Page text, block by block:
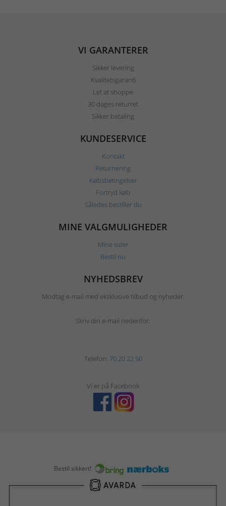
VI GARANTERER
Sikker levering
Kvalitetsgaranti
Let at shoppe
30 dages returret
Sikker betaling
KUNDESERVICE
Kontakt
Returnering
Købsbetingelser
Fortryd køb
Således bestiller du
MINE VALGMULIGHEDER
Mine sider
Bestil nu
NYHEDSBREV
Modtag e-mail med eksklusive tilbud og nyheder.
Skriv din e-mail nedenfor.
Telefon: 70 20 22 50
Vi er på Facebook
Bestil sikkert!